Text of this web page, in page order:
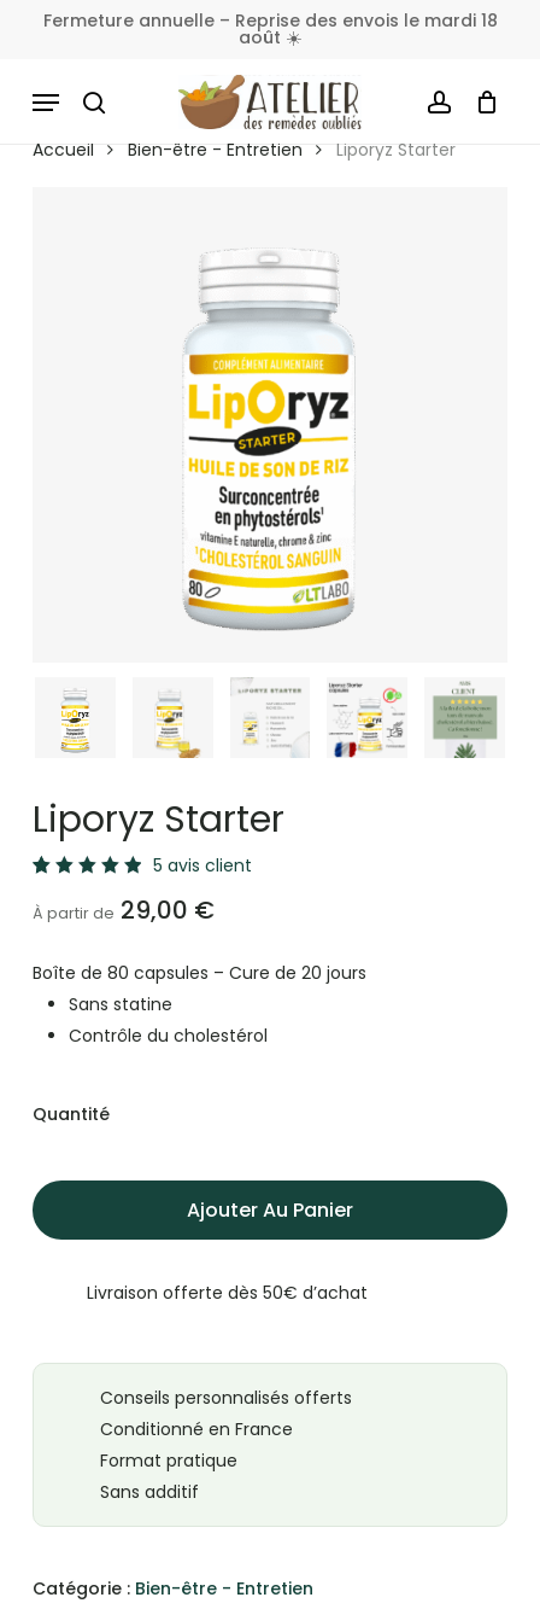
content
Fermeture annuelle – Reprise des envois le mardi 18
août ☀️
SEARCH ACCOUNT
MENU panier
Accueil Bien-être - Entretien Liporyz Starter
Liporyz Starter
5.00
sur 5
notations
5 avis client
À partir de 29,00 €
Boîte de 80 capsules – Cure de 20 jours
Sans statine
Contrôle du cholestérol
Quantité
Ajouter Au Panier
Livraison offerte dès 50€ d’achat
Conseils personnalisés offerts
Conditionné en France
Format pratique
Sans additif
Catégorie : Bien-être - Entretien